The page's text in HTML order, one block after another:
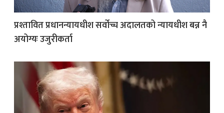
प्रश्तावित प्रधानन्यायधीश सर्वोच्च अदालतको न्यायधीश बन्न नै
अयोग्यः उजुरीकर्ता